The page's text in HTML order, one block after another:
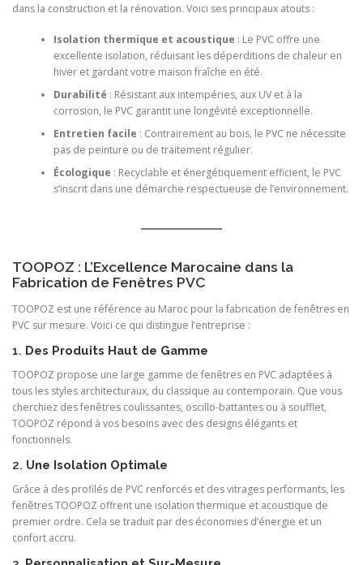
dans la construction et la rénovation. Voici ses principaux atouts :
Isolation thermique et acoustique : Le PVC offre une
excellente isolation, réduisant les déperditions de chaleur en
hiver et gardant votre maison fraîche en été.
Durabilité : Résistant aux intempéries, aux UV et à la
corrosion, le PVC garantit une longévité exceptionnelle.
Entretien facile : Contrairement au bois, le PVC ne nécessite
pas de peinture ou de traitement régulier.
Écologique : Recyclable et énergétiquement efficient, le PVC
s’inscrit dans une démarche respectueuse de l’environnement.
TOOPOZ : L’Excellence Marocaine dans la
Fabrication de Fenêtres PVC
TOOPOZ est une référence au Maroc pour la fabrication de fenêtres en
PVC sur mesure. Voici ce qui distingue l’entreprise :
1. Des Produits Haut de Gamme
TOOPOZ propose une large gamme de fenêtres en PVC adaptées à
tous les styles architecturaux, du classique au contemporain. Que vous
cherchiez des fenêtres coulissantes, oscillo-battantes ou à soufflet,
TOOPOZ répond à vos besoins avec des designs élégants et
fonctionnels.
2. Une Isolation Optimale
Grâce à des profilés de PVC renforcés et des vitrages performants, les
fenêtres TOOPOZ offrent une isolation thermique et acoustique de
premier ordre. Cela se traduit par des économies d’énergie et un
confort accru.